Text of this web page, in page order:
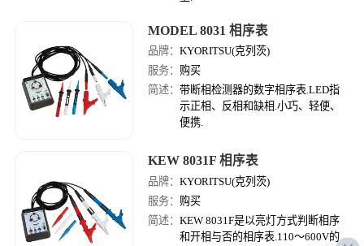
MODEL 8031 相序表
品牌：KYORITSU(克列茨)
服务： 购买
简述：带断相检测器的数字相序表.LED指
示正相、反相和缺相.小巧、轻便、
便携.
KEW 8031F 相序表
品牌：KYORITSU(克列茨)
服务： 购买
简述：KEW 8031F是以亮灯方式判断相序
和开相与否的相序表.110～600V的